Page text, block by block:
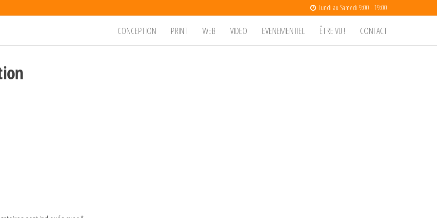
Lundi au Samedi 9:00 - 19:00
CONCEPTION PRINT WEB VIDEO EVENEMENTIEL ÊTRE VU ! CONTACT